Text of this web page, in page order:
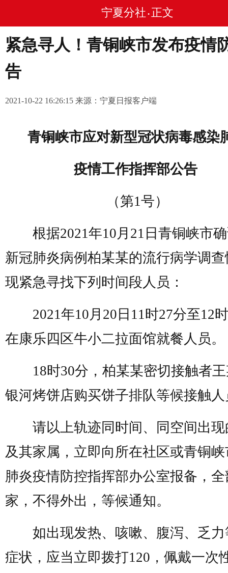
宁夏分社 • 正文
紧急寻人！青铜峡市发布疫情
告
2021-10-22 16:26:15 来源：宁夏日报客户端
青铜峡市应对新型冠状病毒感染
疫情工作指挥部公告
（第1号）
根据2021年10月21日青铜峡市确
新冠肺炎病例柏某某的流行病学调
现紧急寻找下列时间段人员：
2021年10月20日11时27分至12
在康乐四区牛小二拉面馆就餐人员。
18时30分，柏某某密切接触者王
银河烤饼店购买饼子排队等候接触
请以上轨迹同时间、同空间出现
及其家属，立即向所在社区或青铜
肺炎疫情防控指挥部办公室报备，
家，不得外出，等候通知。
如出现发热、咳嗽、腹泻、乏力
症状，应当立即拨打120，佩戴一次